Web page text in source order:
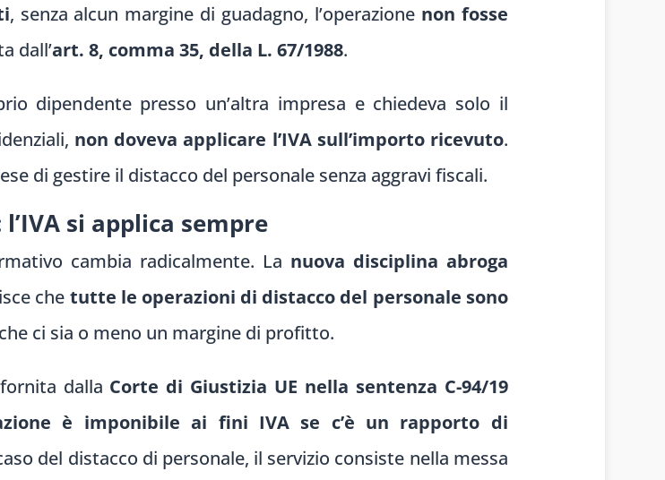
, senza alcun margine di guadagno, l’operazione non fosse
dall’art. 8, comma 35, della L. 67/1988.
dipendente presso un’altra impresa e chiedeva solo il
non doveva applicare l’IVA sull’importo ricevuto.
di gestire il distacco del personale senza aggravi fiscali.
si applica sempre
cambia radicalmente. La nuova disciplina abroga
che tutte le operazioni di distacco del personale sono
ci sia o meno un margine di profitto.
dalla Corte di Giustizia UE nella sentenza C-94/19
è imponibile ai fini IVA se c’è un rapporto di
del distacco di personale, il servizio consiste nella messa